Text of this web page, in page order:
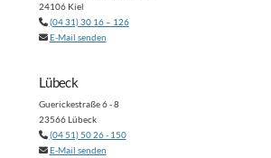
24106 Kiel
(04 31) 30 16 – 126
E-Mail senden
Lübeck
Guerickestraße 6 - 8
23566 Lübeck
(04 51) 50 26 - 150
E-Mail senden